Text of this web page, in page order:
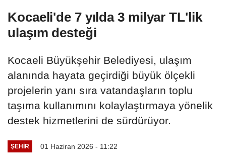
Kocaeli'de 7 yılda 3 milyar TL'lik
ulaşım desteği
Kocaeli Büyükşehir Belediyesi, ulaşım
alanında hayata geçirdiği büyük ölçekli
projelerin yanı sıra vatandaşların toplu
taşıma kullanımını kolaylaştırmaya yönelik
destek hizmetlerini de sürdürüyor.
ŞEHIR 01 Haziran 2026 - 11:22